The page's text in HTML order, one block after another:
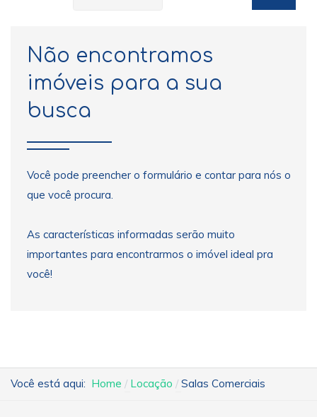
Não encontramos
imóveis para a sua
busca
Você pode preencher o formulário e contar para nós o
que você procura.
As características informadas serão muito
importantes para encontrarmos o imóvel ideal pra
você!
Você está aqui: Home Locação Salas Comerciais